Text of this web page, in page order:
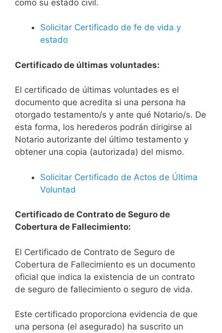
como su estado civil.
Solicitar Certificado de fe de vida y
estado
Certificado de últimas voluntades:
El certificado de últimas voluntades es el
documento que acredita si una persona ha
otorgado testamento/s y ante qué Notario/s. De
esta forma, los herederos podrán dirigirse al
Notario autorizante del último testamento y
obtener una copia (autorizada) del mismo.
Solicitar Certificado de Actos de Última
Voluntad
Certificado de Contrato de Seguro de
Cobertura de Fallecimiento:
El Certificado de Contrato de Seguro de
Cobertura de Fallecimiento es un documento
oficial que indica la existencia de un contrato
de seguro de fallecimiento o seguro de vida.
Este certificado proporciona evidencia de que
una persona (el asegurado) ha suscrito un